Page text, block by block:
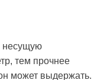
несущую
тем прочнее
может выдержать.